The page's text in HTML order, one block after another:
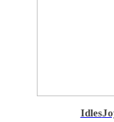
Idles